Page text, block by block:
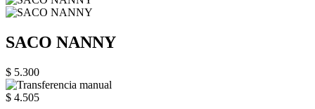
SACO NANNY
$ 5.300
$ 4.505